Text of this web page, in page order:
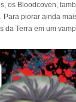
os Bloodcoven,
piorar ainda
da Terra em um